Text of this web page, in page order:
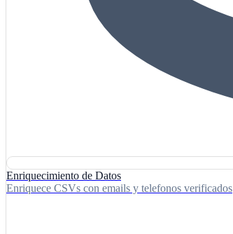
Enriquecimiento de Datos
Enriquece CSVs con emails y telefonos verificados